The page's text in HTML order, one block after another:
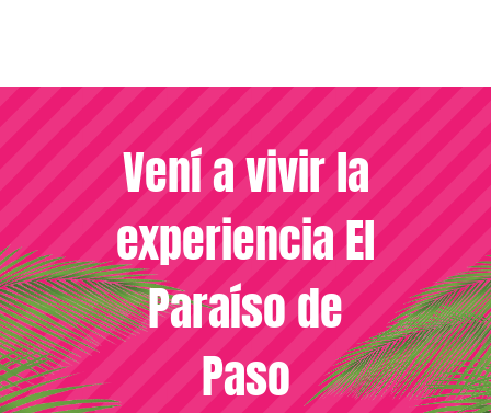
Vení a vivir la
experiencia El
Paraíso de
Paso